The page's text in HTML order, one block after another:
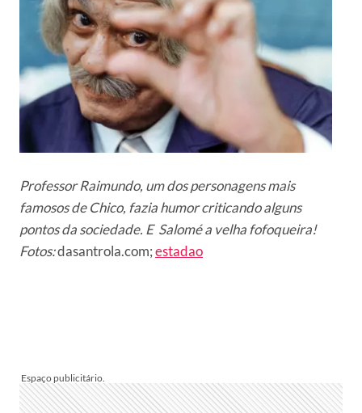
Professor Raimundo, um dos personagens mais
famosos de Chico, fazia humor criticando alguns
pontos da sociedade. E Salomé a velha fofoqueira!
Fotos:dasantrola.com;estadao